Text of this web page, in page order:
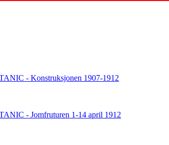
- Konstruksjonen 1907-1912
- Jomfruturen 1-14 april 1912